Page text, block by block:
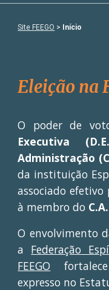
Site FEEGO > Início
Eleiçãona
O poder de
Executiva
Administração
da instituição
associado
à membro do C.A.
O envolvimento
a Federação
FEEGO
expresso no